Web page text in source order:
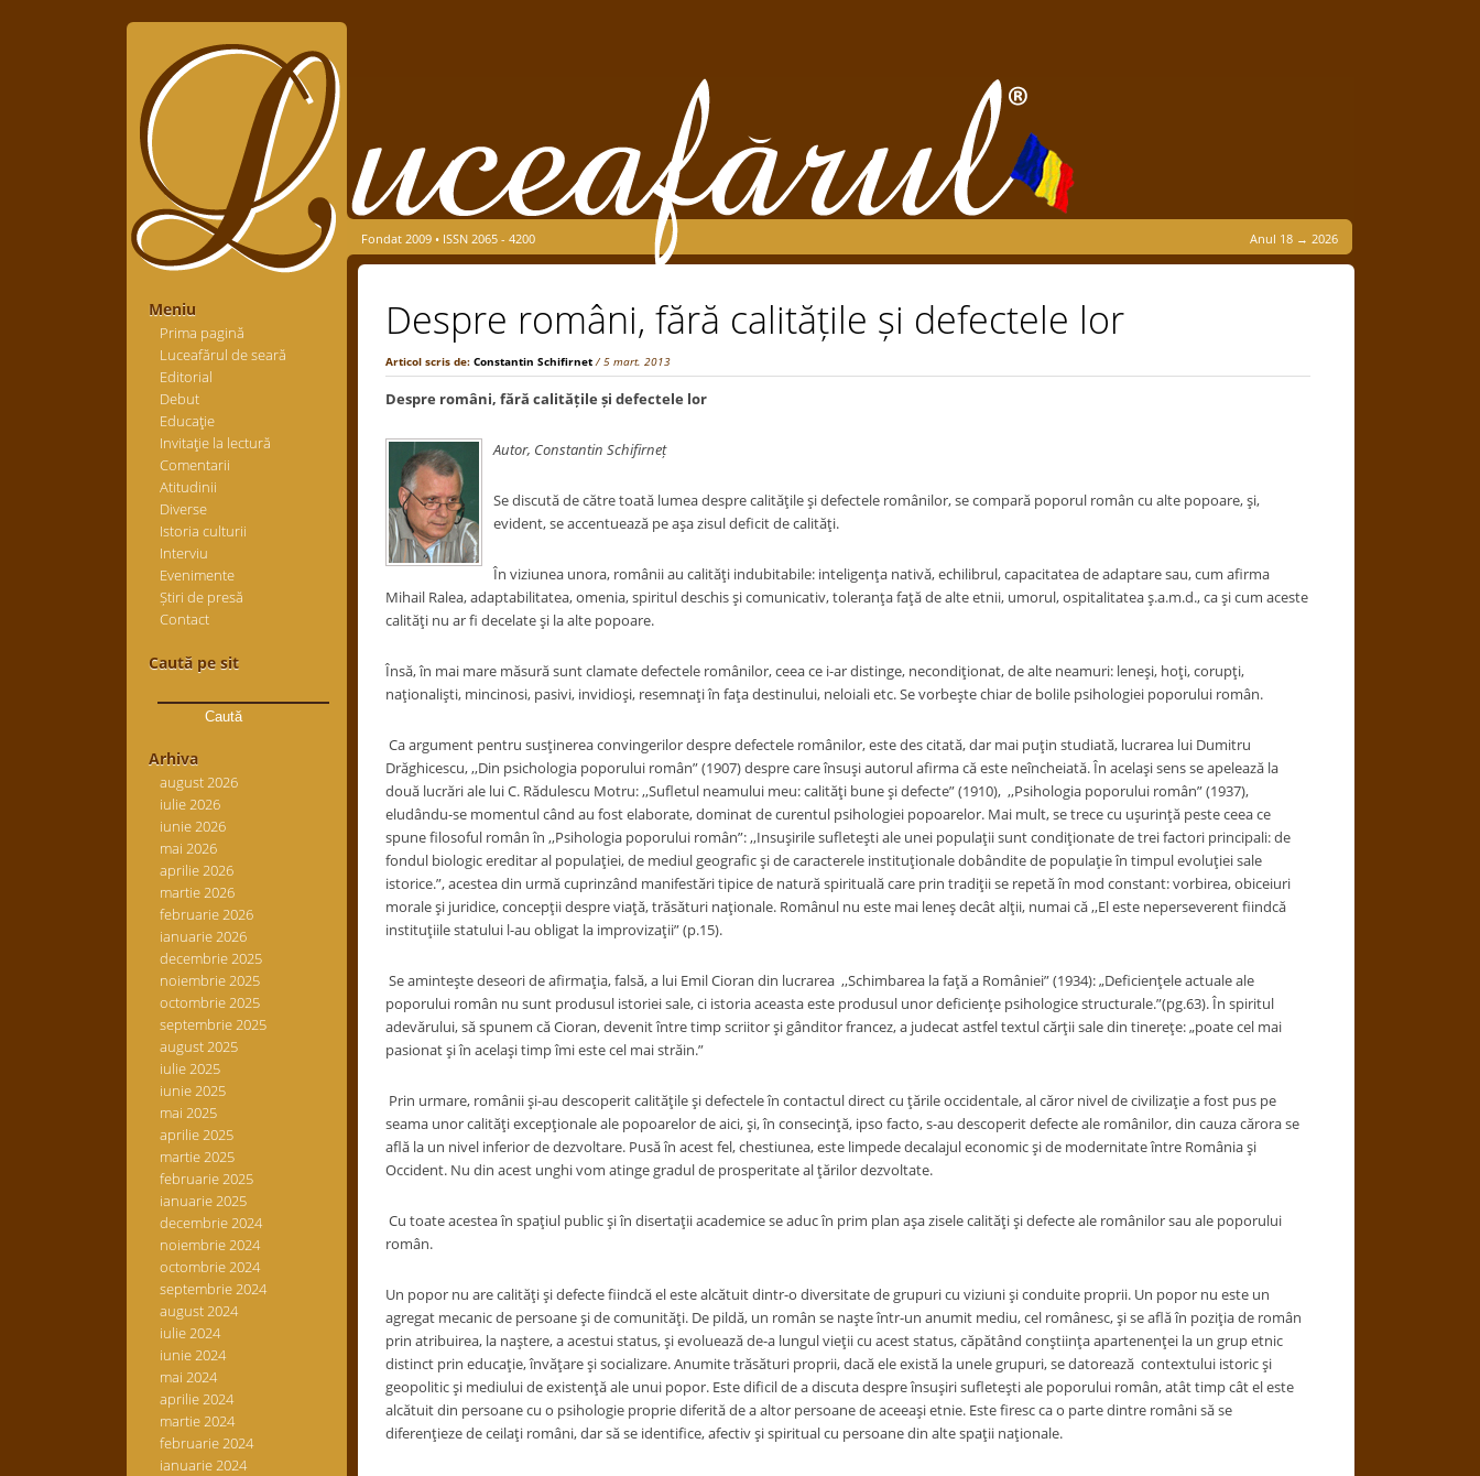
Meniu
Prima pagină
Luceafărul de seară
Editorial
Debut
Educaţie
Invitaţie la lectură
Comentarii
Atitudinii
Diverse
Istoria culturii
Interviu
Evenimente
Știri de presă
Contact
Caută pe sit
după:
Arhiva
august 2026
iulie 2026
iunie 2026
mai 2026
aprilie 2026
martie 2026
februarie 2026
ianuarie 2026
decembrie 2025
noiembrie 2025
octombrie 2025
septembrie 2025
august 2025
iulie 2025
iunie 2025
mai 2025
aprilie 2025
martie 2025
februarie 2025
ianuarie 2025
decembrie 2024
noiembrie 2024
octombrie 2024
septembrie 2024
august 2024
iulie 2024
iunie 2024
mai 2024
aprilie 2024
martie 2024
februarie 2024
ianuarie 2024
Fondat 2009 • ISSN 2065 - 4200 Anul 18 → 2026
Despre români, fără calitățile și defectele lor
Articol scris de: Constantin Schifirnet / 5 mart. 2013
Despre români, fără calitățile și defectele lor
Autor, Constantin Schifirneț
Se discută de către toată lumea despre calităţile şi defectele românilor, se compară poporul român cu alte popoare, şi,
evident, se accentuează pe aşa zisul deficit de calităţi.
În viziunea unora, românii au calităţi indubitabile: inteligenţa nativă, echilibrul, capacitatea de adaptare sau, cum afirma
Mihail Ralea, adaptabilitatea, omenia, spiritul deschis şi comunicativ, toleranţa faţă de alte etnii, umorul, ospitalitatea ş.a.m.d., ca şi cum aceste
calităţi nu ar fi decelate şi la alte popoare.
Însă, în mai mare măsură sunt clamate defectele românilor, ceea ce i-ar distinge, necondiţionat, de alte neamuri: leneşi, hoţi, corupţi,
naţionalişti, mincinosi, pasivi, invidioşi, resemnaţi în faţa destinului, neloiali etc. Se vorbeşte chiar de bolile psihologiei poporului român.
Ca argument pentru susţinerea convingerilor despre defectele românilor, este des citată, dar mai puţin studiată, lucrarea lui Dumitru
Drăghicescu, ,,Din psichologia poporului român” (1907) despre care însuşi autorul afirma că este neîncheiată. În acelaşi sens se apelează la
două lucrări ale lui C. Rădulescu Motru: ,,Sufletul neamului meu: calităţi bune şi defecte” (1910), ,,Psihologia poporului român” (1937),
eludându-se momentul când au fost elaborate, dominat de curentul psihologiei popoarelor. Mai mult, se trece cu uşurinţă peste ceea ce
spune filosoful român în ,,Psihologia poporului român”: ,,Insuşirile sufleteşti ale unei populaţii sunt condiţionate de trei factori principali: de
fondul biologic ereditar al populaţiei, de mediul geografic şi de caracterele instituţionale dobândite de populaţie în timpul evoluţiei sale
istorice.”, acestea din urmă cuprinzând manifestări tipice de natură spirituală care prin tradiţii se repetă în mod constant: vorbirea, obiceiuri
morale şi juridice, concepţii despre viaţă, trăsături naţionale. Românul nu este mai leneş decât alţii, numai că ,,El este neperseverent fiindcă
instituţiile statului l-au obligat la improvizaţii” (p.15).
Se aminteşte deseori de afirmaţia, falsă, a lui Emil Cioran din lucrarea ,,Schimbarea la faţă a României” (1934): „Deficienţele actuale ale
poporului român nu sunt produsul istoriei sale, ci istoria aceasta este produsul unor deficienţe psihologice structurale.”(pg.63). În spiritul
adevărului, să spunem că Cioran, devenit între timp scriitor şi gânditor francez, a judecat astfel textul cărţii sale din tinereţe: „poate cel mai
pasionat şi în acelaşi timp îmi este cel mai străin.”
Prin urmare, românii şi-au descoperit calităţile şi defectele în contactul direct cu ţările occidentale, al căror nivel de civilizaţie a fost pus pe
seama unor calităţi excepţionale ale popoarelor de aici, şi, în consecinţă, ipso facto, s-au descoperit defecte ale românilor, din cauza cărora se
află la un nivel inferior de dezvoltare. Pusă în acest fel, chestiunea, este limpede decalajul economic şi de modernitate între România şi
Occident. Nu din acest unghi vom atinge gradul de prosperitate al ţărilor dezvoltate.
Cu toate acestea în spaţiul public şi în disertaţii academice se aduc în prim plan aşa zisele calităţi şi defecte ale românilor sau ale poporului
român.
Un popor nu are calităţi şi defecte fiindcă el este alcătuit dintr-o diversitate de grupuri cu viziuni şi conduite proprii. Un popor nu este un
agregat mecanic de persoane şi de comunităţi. De pildă, un român se naşte într-un anumit mediu, cel românesc, şi se află în poziţia de român
prin atribuirea, la naştere, a acestui status, şi evoluează de-a lungul vieţii cu acest status, căpătând conştiinţa apartenenţei la un grup etnic
distinct prin educaţie, învăţare şi socializare. Anumite trăsături proprii, dacă ele există la unele grupuri, se datorează contextului istoric şi
geopolitic şi mediului de existenţă ale unui popor. Este dificil de a discuta despre însuşiri sufleteşti ale poporului român, atât timp cât el este
alcătuit din persoane cu o psihologie proprie diferită de a altor persoane de aceeaşi etnie. Este firesc ca o parte dintre români să se
diferenţieze de ceilaţi români, dar să se identifice, afectiv şi spiritual cu persoane din alte spaţii naţionale.